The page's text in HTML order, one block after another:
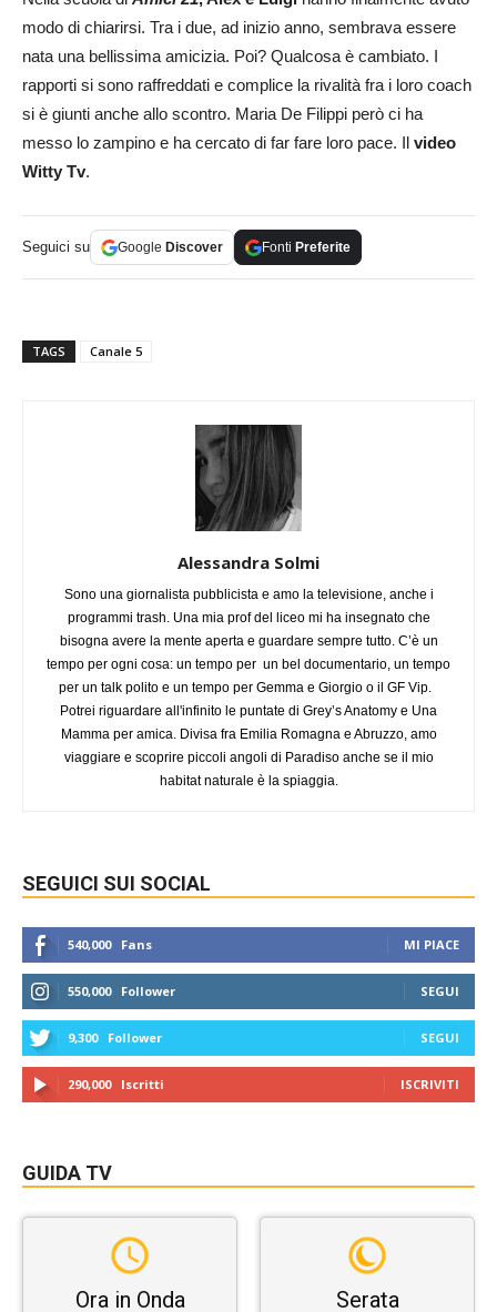
modo di chiarirsi. Tra i due, ad inizio anno, sembrava essere
nata una bellissima amicizia. Poi? Qualcosa è cambiato. I
rapporti si sono raffreddati e complice la rivalità fra i loro coach
si è giunti anche allo scontro. Maria De Filippi però ci ha
messo lo zampino e ha cercato di far fare loro pace. Il video
Witty Tv.
Seguici su Google Discover Fonti Preferite
TAGS Canale 5
Alessandra Solmi
Sono una giornalista pubblicista e amo la televisione, anche i
programmi trash. Una mia prof del liceo mi ha insegnato che
bisogna avere la mente aperta e guardare sempre tutto. C’è un
tempo per ogni cosa: un tempo per un bel documentario, un tempo
per un talk polito e un tempo per Gemma e Giorgio o il GF Vip.
Potrei riguardare all'infinito le puntate di Grey’s Anatomy e Una
Mamma per amica. Divisa fra Emilia Romagna e Abruzzo, amo
viaggiare e scoprire piccoli angoli di Paradiso anche se il mio
habitat naturale è la spiaggia.
SEGUICI SUI SOCIAL
540,000 Fans MI PIACE
550,000 Follower SEGUI
9,300 Follower SEGUI
290,000 Iscritti ISCRIVITI
GUIDA TV
Ora in Onda Serata